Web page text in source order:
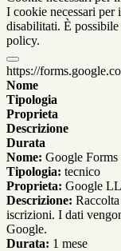
I cookie necessari per
disabilitati. È
policy.
https://
Nome
Tipologia
Proprieta
Descrizione
Durata
Nome: Google Forms
Tipologia: tecnico
Proprieta: Google
Descrizione:
iscrizioni. I dati
Google.
Durata: 1 mese